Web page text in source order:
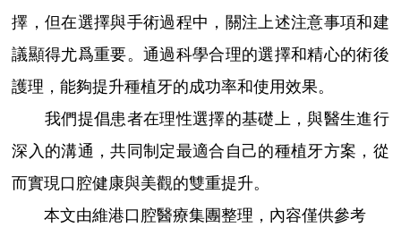
擇，但在選擇與手術過程中，關注上述注意事項和建
議顯得尤爲重要。通過科學合理的選擇和精心的術後
護理，能夠提升種植牙的成功率和使用效果。
我們提倡患者在理性選擇的基礎上，與醫生進行
深入的溝通，共同制定最適合自己的種植牙方案，從
而實現口腔健康與美觀的雙重提升。
本文由維港口腔醫療集團整理，內容僅供參考